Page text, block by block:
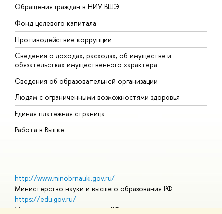
Обращения граждан в НИУ ВШЭ
Фонд целевого капитала
Противодействие коррупции
Сведения о доходах, расходах, об имуществе и
обязательствах имущественного характера
Сведения об образовательной организации
Людям с ограниченными возможностями здоровья
Единая платежная страница
Работа в Вышке
http://www.minobrnauki.gov.ru/
Министерство науки и высшего образования РФ
https://edu.gov.ru/
Министерство просвещения РФ